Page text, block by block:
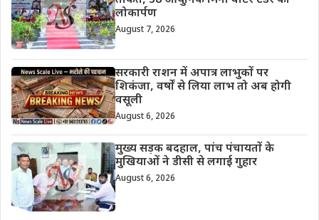
लोकार्पण
August 7, 2026
सरकारी राशन में अपात्र लाभुकों पर
शिकंजा, वर्षों से लिया लाभ तो अब होगी
वसूली
August 6, 2026
मुख्य सड़क बदहाल, पांच पंचायतों के
मुखियाओं ने डीसी से लगाई गुहार
August 6, 2026